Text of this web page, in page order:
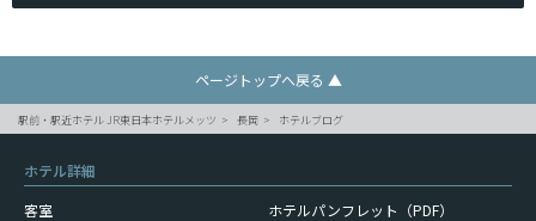
ページトップへ戻る ▲
駅前・駅近ホテル JR東日本ホテルメッツ 長岡 ホテルブログ
ホテル詳細
客室
ホテルパンフレット（PDF）